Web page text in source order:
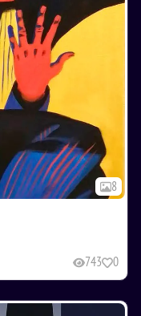
8
743 0